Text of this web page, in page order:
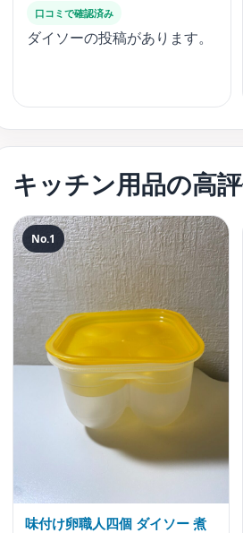
口コミで確認済み
ダイソーの投稿があります。
キッチン用品の高
No.1
味付け卵職人四個 ダイソー 煮